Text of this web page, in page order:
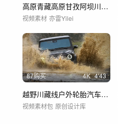
高原青藏高原甘孜阿坝川藏线航拍
视频素材 亦雷Yilei
87购买 4K 4'43
越野川藏线户外轮胎汽车自驾游旅行旅游越野
视频素材包 原创设计库